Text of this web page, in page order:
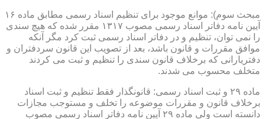
مبحث سوم): موانع موجود برای تنظیم اسناد رسمی مطابق ماده ۱۶
آیین نامه دفاتر اسناد رسمی مصوب ۱۳۱۷ مقرر شده که هیچ سندی
را نمی توان، تنظیم و در دفاتر اسناد رسمی ثبت کرد مگر آنکه
موافق مقررات و قانون باشد، بعد از تصویب این قانون سردفتران و
دفتریارانی که برخلاف قانون سندی را تنظیم و ثبت می کردند
متخلف محسوب می شدند.
ماده ۲۹ و ثبت اسناد رسمی: قانونگذار فقط تنظیم و ثبت اسناد
برخلاف قانون و مقررات موضوعه را تخلف و مستوجب مجازات
دانسته است ولی ماده ۲۹ آیین نامه دفاتر اسناد رسمی مصوب